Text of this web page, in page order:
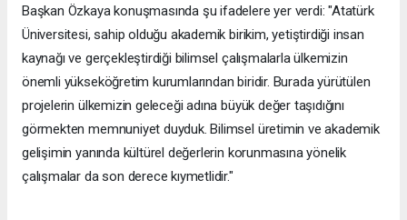
Başkan Özkaya konuşmasında şu ifadelere yer verdi: "Atatürk
Üniversitesi, sahip olduğu akademik birikim, yetiştirdiği insan
kaynağı ve gerçekleştirdiği bilimsel çalışmalarla ülkemizin
önemli yükseköğretim kurumlarından biridir. Burada yürütülen
projelerin ülkemizin geleceği adına büyük değer taşıdığını
görmekten memnuniyet duyduk. Bilimsel üretimin ve akademik
gelişimin yanında kültürel değerlerin korunmasına yönelik
çalışmalar da son derece kıymetlidir."